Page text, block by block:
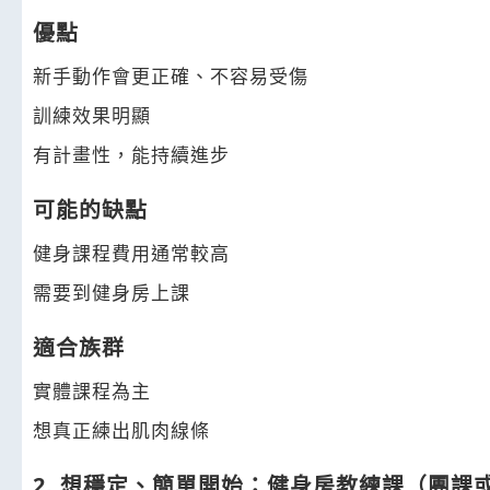
優點
新手動作會更正確、不容易受傷
訓練效果明顯
有計畫性，能持續進步
可能的缺點
健身課程費用通常較高
需要到健身房上課
適合族群
實體課程為主
想真正練出肌肉線條